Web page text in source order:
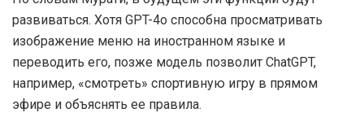
развиваться. Хотя GPT-4o способна просматривать
изображение меню на иностранном языке и
переводить его, позже модель позволит ChatGPT,
например, «смотреть» спортивную игру в прямом
эфире и объяснять ее правила.